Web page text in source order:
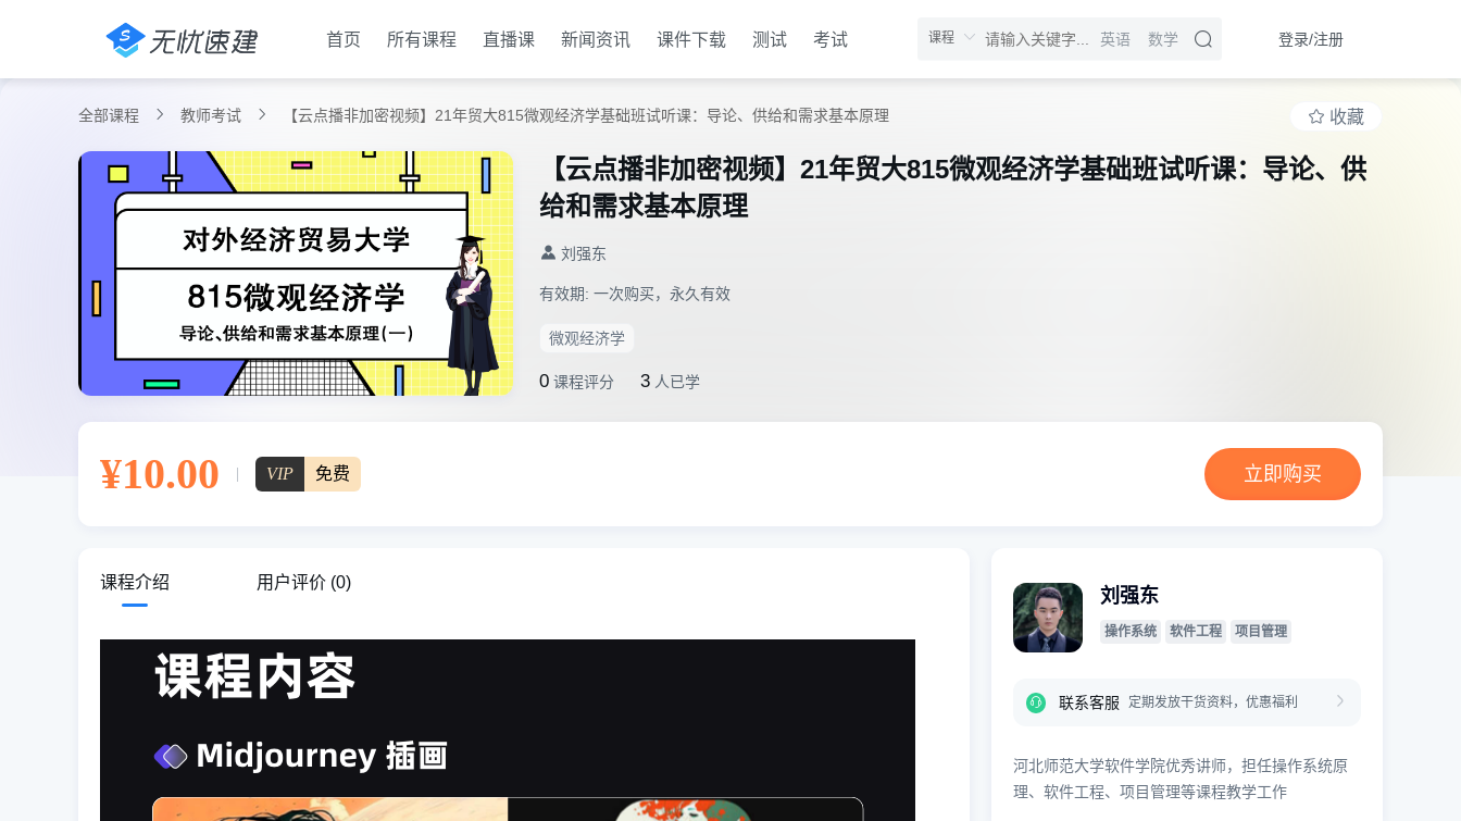
首页 所有课程 直播课 新闻资讯 课件下载 测试 考试 英语 数学 登录/注册
全部课程 教师考试 【云点播非加密视频】21年贸大815微观经济学基础班试听课：导论、供给和需求基本原理 收藏
【云点播非加密视频】21年贸大815微观经济学基础班试听课：导论、供
给和需求基本原理
刘强东
有效期: 一次购买，永久有效
微观经济学
0 课程评分 3 人已学
¥10.00 VIP 免费 立即购买
课程介绍 用户评价 (0)
刘强东
操作系统 软件工程 项目管理
联系客服 定期发放干货资料，优惠福利
河北师范大学软件学院优秀讲师，担任操作系统原
理、软件工程、项目管理等课程教学工作